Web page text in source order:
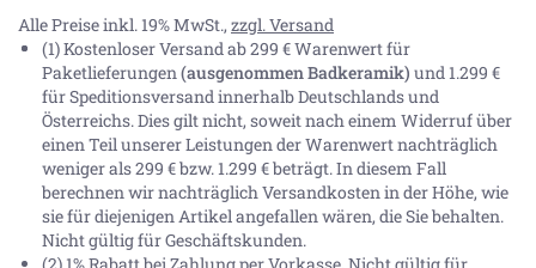
Alle Preise inkl. 19% MwSt., zzgl. Versand
(1) Kostenloser Versand ab 299 € Warenwert für
Paketlieferungen(ausgenommen Badkeramik) und 1.299 €
für Speditionsversand innerhalb Deutschlands und
Österreichs. Dies gilt nicht, soweit nach einem Widerruf über
einen Teil unserer Leistungen der Warenwert nachträglich
weniger als 299 € bzw. 1.299 € beträgt. In diesem Fall
berechnen wir nachträglich Versandkosten in der Höhe, wie
sie für diejenigen Artikel angefallen wären, die Sie behalten.
Nicht gültig für Geschäftskunden.